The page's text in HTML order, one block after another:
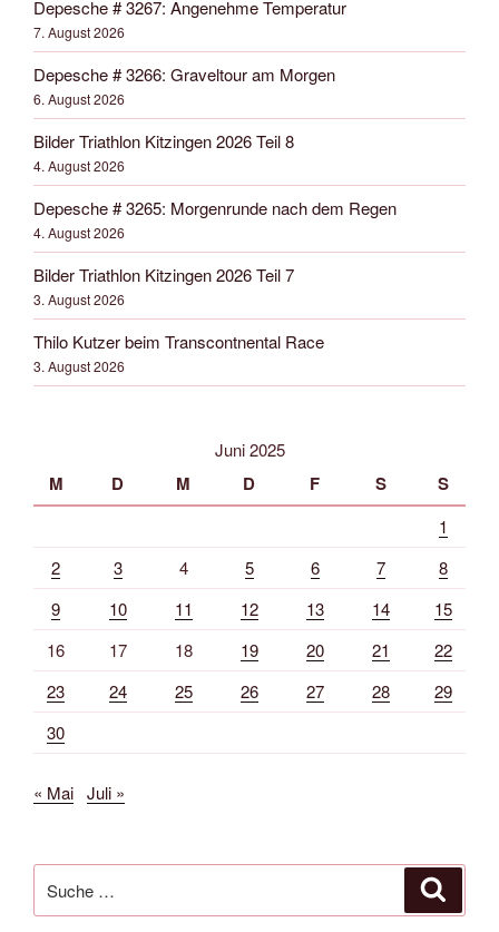
Depesche # 3267: Angenehme Temperatur
7. August 2026
Depesche # 3266: Graveltour am Morgen
6. August 2026
Bilder Triathlon Kitzingen 2026 Teil 8
4. August 2026
Depesche # 3265: Morgenrunde nach dem Regen
4. August 2026
Bilder Triathlon Kitzingen 2026 Teil 7
3. August 2026
Thilo Kutzer beim Transcontnental Race
3. August 2026
Juni 2025
M D M D F S S
1
2
3 4 5 6 7
8
9
10 11 12 13 14
15
16
17 18 19 20 21
22
23
24 25 26 27 28
29
30
« Mai Juli »
nach: